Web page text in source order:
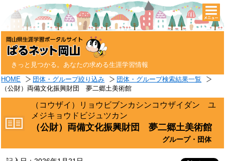
きっと見つかる。あなたの求める生涯学習情報
HOME 団体・グループ絞り込み
団体・グループ検索結果一覧
（公財）両備文化振興財団 夢二郷土美術館
（コウザイ）リョウビブンカシンコウザイダン ユ
メジキョウドビジュツカン
（公財）両備文化振興財団 夢二郷土美術館
グループ・団体